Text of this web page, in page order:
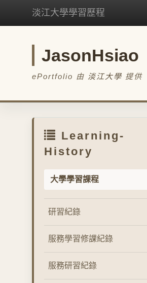
淡江大學學習歷程
JasonHsiao
ePortfolio 由 淡江大學 提供
Learning-
History
大學學習課程
研習紀錄
服務學習修課紀錄
服務研習紀錄